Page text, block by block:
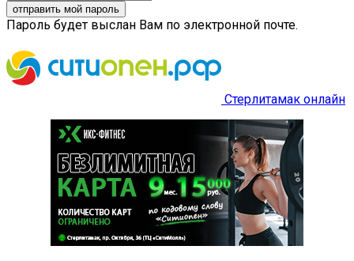
Пароль будет выслан Вам по электронной почте.
Стерлитамак онлайн